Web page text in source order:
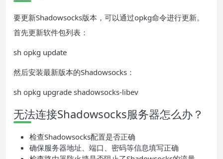
要更新Shadowsocks版本，可以通过opkg命令进行更新。
首先更新软件包列表：
sh opkg update
然后安装最新版本的Shadowsocks：
sh opkg upgrade shadowsocks-libev
无法连接Shadowsocks服务器怎么办？
检查Shadowsocks配置是否正确
确保服务器地址、端口、密码等信息填写正确